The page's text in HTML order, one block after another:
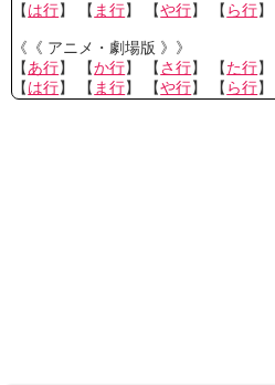
【は行】 【 ま行】 【や行】 【 ら行
《《 アニメ・劇場版 》》
【あ行】 【か行】 【さ行】 【た行
【は行】 【 ま行】 【や行】 【 ら行